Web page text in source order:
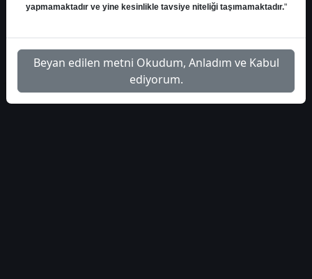
yapmamaktadır ve yine kesinlikle tavsiye niteliği taşımamaktadır."
Beyan edilen metni Okudum, Anladım ve Kabul
ediyorum.